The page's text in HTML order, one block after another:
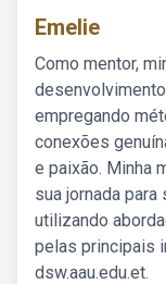
Emelie
Como mentor,
empregando
conexões
e paixão. Minha
sua jornada
utilizando
pelas principais
dsw.aau.edu.et.